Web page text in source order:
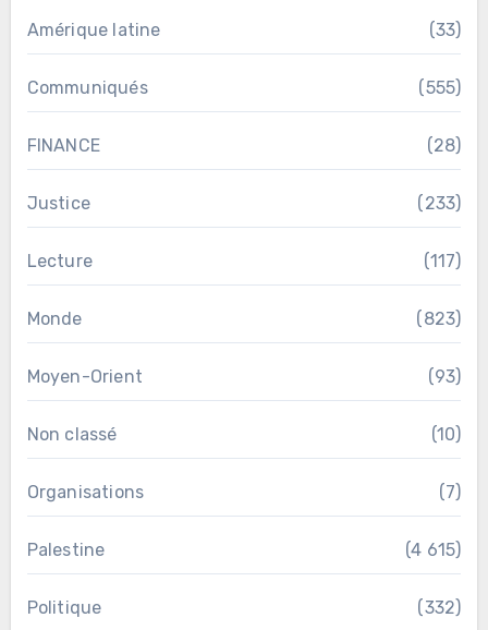
Amérique latine (33)
Communiqués (555)
FINANCE (28)
Justice (233)
Lecture (117)
Monde (823)
Moyen-Orient (93)
Non classé (10)
Organisations (7)
Palestine (4 615)
Politique (332)